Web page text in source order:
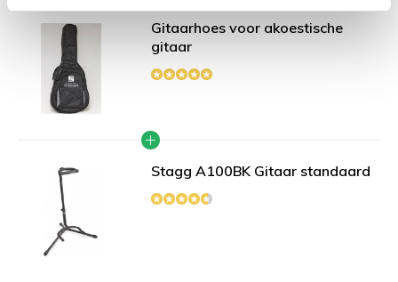
Gitaarhoes voor akoestische
gitaar
Stagg A100BK Gitaar standaard